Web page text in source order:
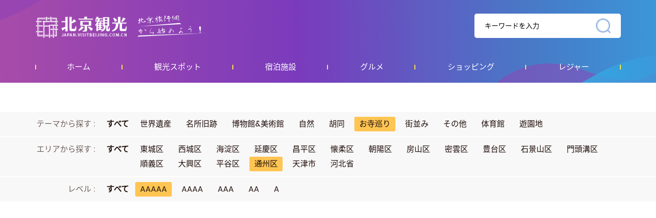
ホーム 観光スポット 宿泊施設 グルメ ショッピング レジャー
テーマから探す : すべて 世界遺産 名所旧跡 博物館&美術館 自然 胡同 お寺巡り 街並み その他 体育館 遊園地
エリアから探す : すべて 東城区 西城区 海淀区 延慶区 昌平区 懐柔区 朝陽区 房山区 密雲区 豊台区 石景山区
門頭溝区
順義区
大興区 平谷区 通州区 天津市 河北省
レベル : すべて AAAAA AAAA AAA AA A